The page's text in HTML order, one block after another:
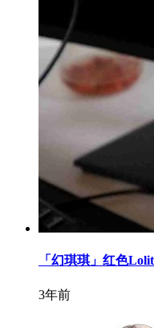
「幻琪琪」红色
3年前